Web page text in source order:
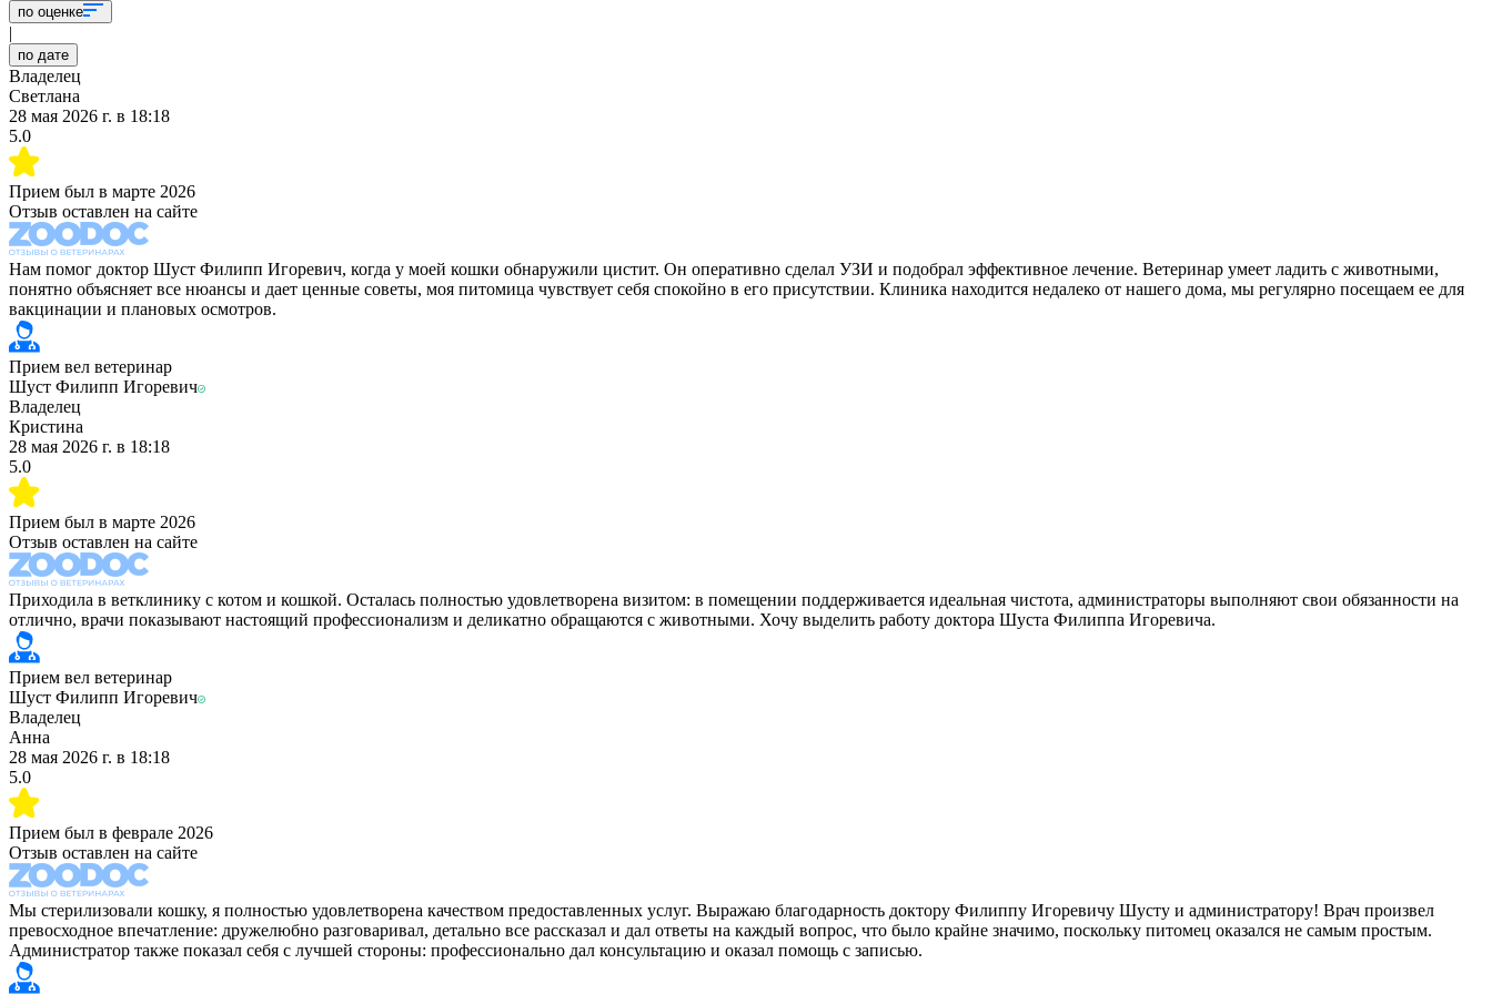
по оценке
|
по дате
Владелец
Светлана
28 мая 2026 г. в 18:18
5.0
Прием был в марте 2026
Отзыв оставлен на сайте
Нам помог доктор Шуст Филипп Игоревич, когда у моей кошки обнаружили цистит. Он оперативно сделал УЗИ и подобрал эффективное лечение. Ветеринар умеет ладить с животными,
понятно объясняет все нюансы и дает ценные советы, моя питомица чувствует себя спокойно в его присутствии. Клиника находится недалеко от нашего дома, мы регулярно посещаем ее для
вакцинации и плановых осмотров.
Прием вел ветеринар
Шуст Филипп Игоревич
Владелец
Кристина
28 мая 2026 г. в 18:18
5.0
Прием был в марте 2026
Отзыв оставлен на сайте
Приходила в ветклинику с котом и кошкой. Осталась полностью удовлетворена визитом: в помещении поддерживается идеальная чистота, администраторы выполняют свои обязанности на
отлично, врачи показывают настоящий профессионализм и деликатно обращаются с животными. Хочу выделить работу доктора Шуста Филиппа Игоревича.
Прием вел ветеринар
Шуст Филипп Игоревич
Владелец
Анна
28 мая 2026 г. в 18:18
5.0
Прием был в феврале 2026
Отзыв оставлен на сайте
Мы стерилизовали кошку, я полностью удовлетворена качеством предоставленных услуг. Выражаю благодарность доктору Филиппу Игоревичу Шусту и администратору! Врач произвел
превосходное впечатление: дружелюбно разговаривал, детально все рассказал и дал ответы на каждый вопрос, что было крайне значимо, поскольку питомец оказался не самым простым.
Администратор также показал себя с лучшей стороны: профессионально дал консультацию и оказал помощь с записью.